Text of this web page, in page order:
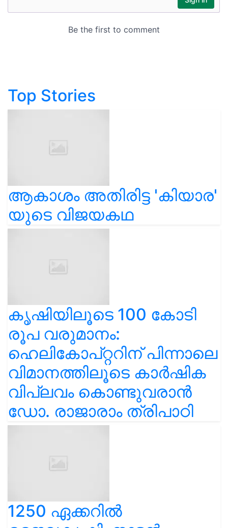
Top Stories
ആകാശം അതിരിട്ട 'കിയാര'
യുടെ വിജയകഥ
കൃഷിയിലൂടെ 100 കോടി
രൂപ വരുമാനം:
ഹെലികോപ്റ്ററിന് പിന്നാലെ
വിമാനത്തിലൂടെ കാർഷിക
വിപ്ലവം കൊണ്ടുവരാൻ
ഡോ. രാജാരാം ത്രിപാഠി
1250 ഏക്കറിൽ